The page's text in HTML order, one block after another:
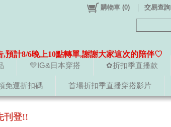
💛IG&日本穿搭 ✿折扣季直播款
免運折扣碼 首場折扣季直播穿搭影片
購物車 (0) 交易查詢
預計8/6晚上10點轉單,謝謝大家這次的陪伴♡